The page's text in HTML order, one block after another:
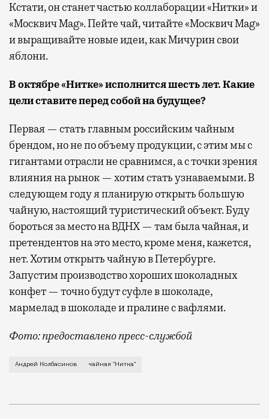
Кстати, он станет частью коллаборации «Нитки» и
«Москвич Mag». Пейте чай, читайте «Москвич Mag»
и выращивайте новые идеи, как Мичурин свои
яблони.
В октябре «Нитке» исполнится шесть лет. Какие
цели ставите перед собой на будущее?
Первая — стать главным российским чайным
брендом, но не по объему продукции, с этим мы с
гигантами отрасли не сравнимся, а с точки зрения
влияния на рынок — хотим стать узнаваемыми. В
следующем году я планирую открыть большую
чайную, настоящий туристический объект. Буду
бороться за место на ВДНХ — там была чайная, и
претендентов на это место, кроме меня, кажется,
нет. Хотим открыть чайную в Петербурге.
Запустим производство хороших шоколадных
конфет — точно будут суфле в шоколаде,
мармелад в шоколаде и пралине с вафлями.
Фото: предоставлено пресс-службой
Создатель сети чайных «Нитка»
Андрей Колбасинов чайная "Нитка"